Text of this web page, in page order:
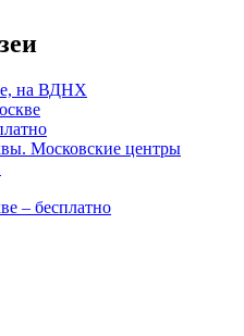
на ВДНХ
Московские центры
– бесплатно